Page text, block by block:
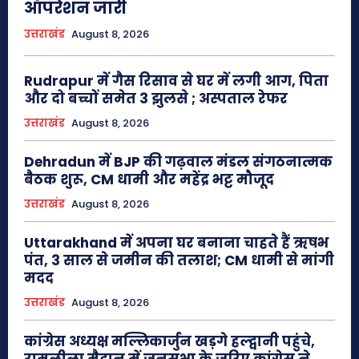
ऑपरेशन जारी
उत्तराखंड August 8, 2026
Rudrapur में गैस रिसाव से घर में लगी आग, पिता
और दो बच्चों समेत 3 झुलसे ; अस्पताल रेफर
उत्तराखंड August 8, 2026
Dehradun में BJP की गढ़वाल मंडल संगठनात्मक
बैठक शुरू, CM धामी और महेंद्र भट्ट मौजूद
उत्तराखंड August 8, 2026
Uttarakhand में अपना घर बनाना चाहते हैं ऋषभ
पंत, 3 साल से जमीन की तलाश; CM धामी से मांगी
मदद
उत्तराखंड August 8, 2026
कांग्रेस अध्यक्ष मल्लिकार्जुन खड़गे हल्द्वानी पहुंचे,